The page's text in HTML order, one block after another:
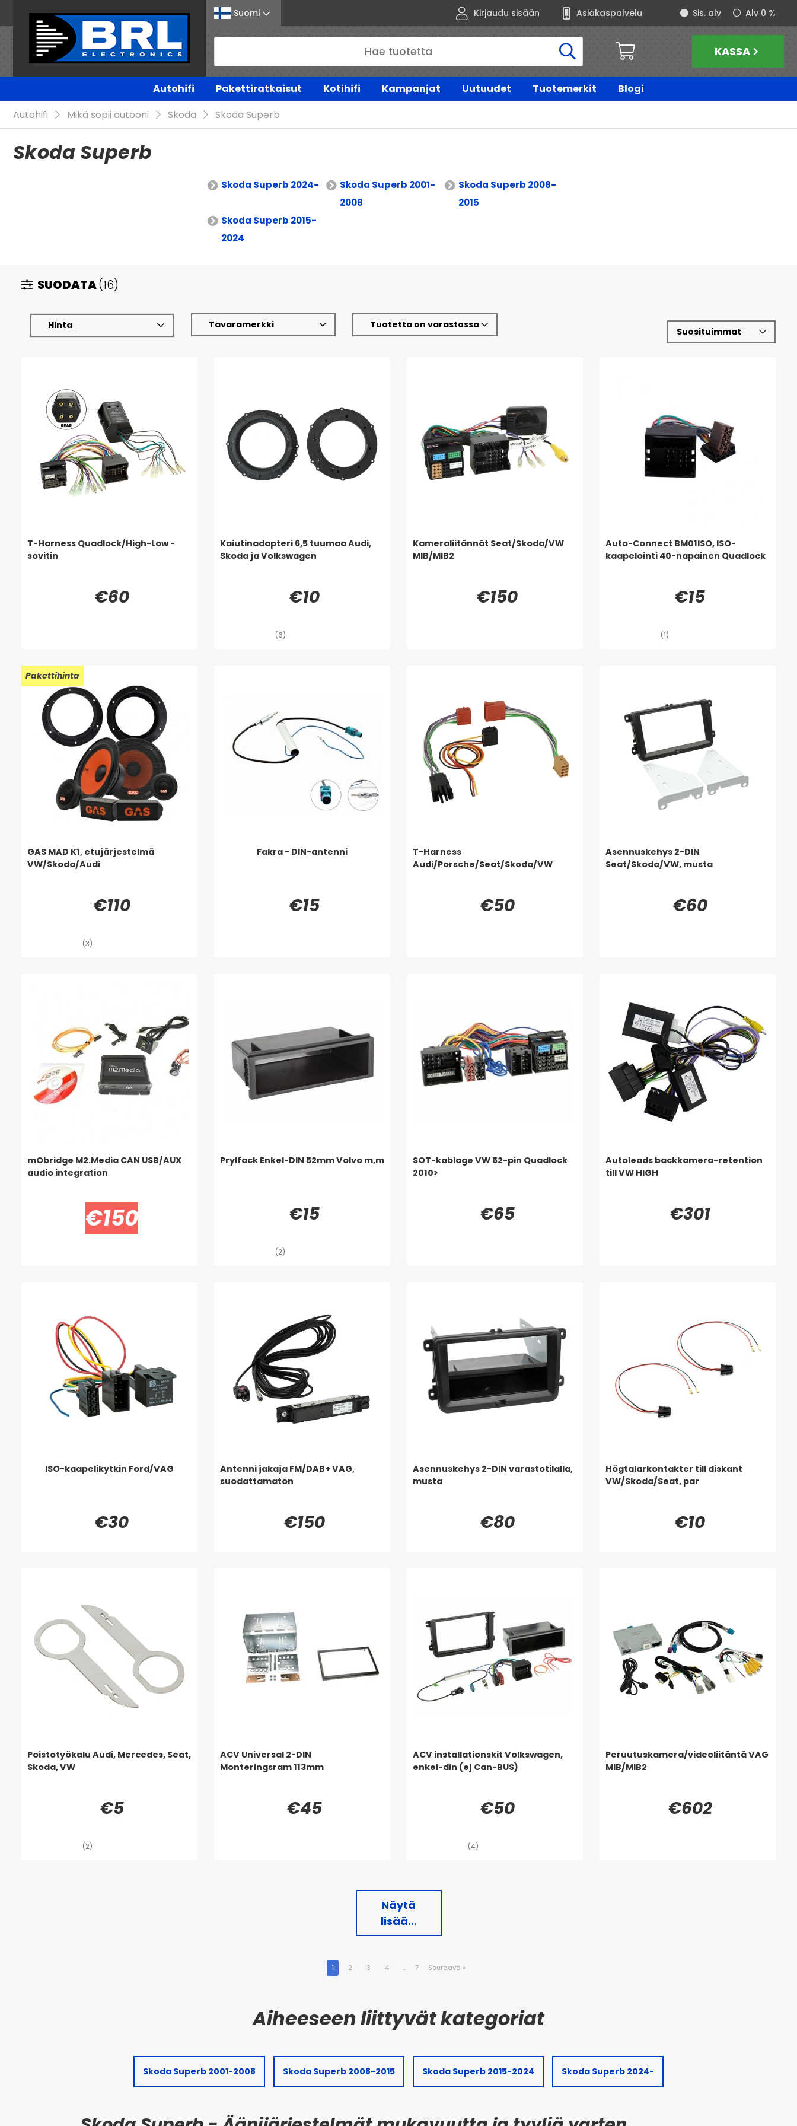
Suomi Kirjaudu sisään Asiakaspalvelu Alv 0 %
Sis. alv
KASSA
Autohifi Pakettiratkaisut Kotihifi Kampanjat Uutuudet Tuotemerkit
Blogi
Autohifi
Mikä sopii autooni Skoda Skoda Superb
Skoda Superb
Skoda Superb 2024-
Skoda Superb 2001-
2008
Skoda Superb 2008-
2015
Skoda Superb 2015-
2024
SUODATA(16)
Hinta Tavaramerkki Tuotetta on varastossa
T-Harness Quadlock/High-Low -
sovitin
€60
Kaiutinadapteri 6,5 tuumaa Audi,
Skoda ja Volkswagen
€10
(6)
Kameraliitännät Seat/Skoda/VW
MIB/MIB2
€150
Auto-Connect BM01ISO, ISO-
kaapelointi 40-napainen Quadlock
€15
(1)
Pakettihinta
GAS MAD K1, etujärjestelmä
VW/Skoda/Audi
€110
(3)
Fakra - DIN-antenni
€15
T-Harness
Audi/Porsche/Seat/Skoda/VW
€50
Asennuskehys 2-DIN
Seat/Skoda/VW, musta
€60
mObridge M2.Media CAN USB/AUX
audio integration
€150
Prylfack Enkel-DIN 52mm Volvo m,m
€15
(2)
SOT-kablage VW 52-pin Quadlock
2010>
€65
Autoleads backkamera-retention
till VW HIGH
€301
ISO-kaapelikytkin Ford/VAG
€30
Antenni jakaja FM/DAB+ VAG,
suodattamaton
€150
Asennuskehys 2-DIN varastotilalla,
musta
€80
Högtalarkontakter till diskant
VW/Skoda/Seat, par
€10
Poistotyökalu Audi, Mercedes, Seat,
Skoda, VW
€5
(2)
ACV Universal 2-DIN
Monteringsram 113mm
€45
ACV installationskit Volkswagen,
enkel-din (ej Can-BUS)
€50
(4)
Peruutuskamera/videoliitäntä VAG
MIB/MIB2
€602
Näytä
lisää...
1 2 3 4 .. 7 Seuraava »
Skoda Superb 2001-2008 Skoda Superb 2008-2015 Skoda Superb 2015-2024 Skoda Superb 2024-